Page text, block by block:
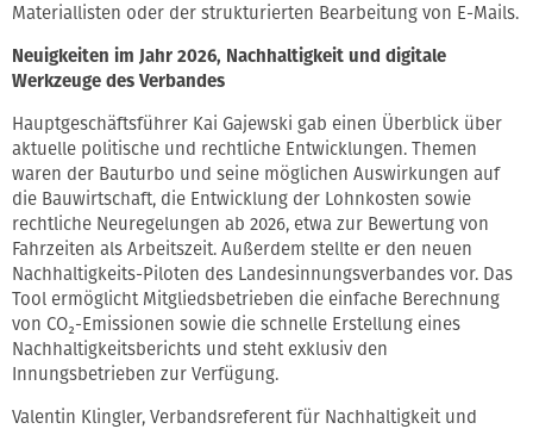
Materiallisten oder der strukturierten Bearbeitung von E-Mails.
Neuigkeiten im Jahr 2026, Nachhaltigkeit und digitale
Werkzeuge des Verbandes
Hauptgeschäftsführer Kai Gajewski gab einen Überblick über
aktuelle politische und rechtliche Entwicklungen. Themen
waren der Bauturbo und seine möglichen Auswirkungen auf
die Bauwirtschaft, die Entwicklung der Lohnkosten sowie
rechtliche Neuregelungen ab 2026, etwa zur Bewertung von
Fahrzeiten als Arbeitszeit. Außerdem stellte er den neuen
Nachhaltigkeits-Piloten des Landesinnungsverbandes vor. Das
Tool ermöglicht Mitgliedsbetrieben die einfache Berechnung
von CO₂-Emissionen sowie die schnelle Erstellung eines
Nachhaltigkeitsberichts und steht exklusiv den
Innungsbetrieben zur Verfügung.
Valentin Klingler, Verbandsreferent für Nachhaltigkeit und